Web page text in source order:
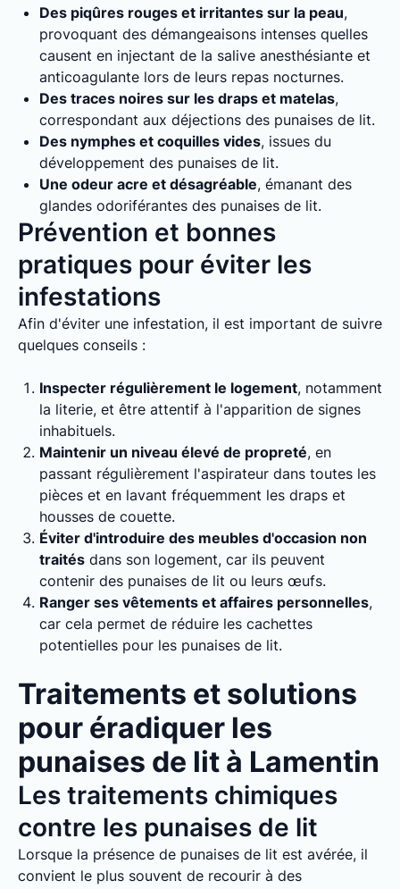
Des piqûres rouges et irritantes sur la peau,
provoquant des démangeaisons intenses quelles
causent en injectant de la salive anesthésiante et
anticoagulante lors de leurs repas nocturnes.
Des traces noires sur les draps et matelas,
correspondant aux déjections des punaises de lit.
Des nymphes et coquilles vides, issues du
développement des punaises de lit.
Une odeur acre et désagréable, émanant des
glandes odoriférantes des punaises de lit.
Prévention et bonnes
pratiques pour éviter les
infestations
Afin d'éviter une infestation, il est important de suivre
quelques conseils :
Inspecter régulièrement le logement, notamment
la literie, et être attentif à l'apparition de signes
inhabituels.
Maintenir un niveau élevé de propreté, en
passant régulièrement l'aspirateur dans toutes les
pièces et en lavant fréquemment les draps et
housses de couette.
Éviter d'introduire des meubles d'occasion non
traités dans son logement, car ils peuvent
contenir des punaises de lit ou leurs œufs.
Ranger ses vêtements et affaires personnelles,
car cela permet de réduire les cachettes
potentielles pour les punaises de lit.
Traitements et solutions
pour éradiquer les
punaises de lit à Lamentin
Les traitements chimiques
contre les punaises de lit
Lorsque la présence de punaises de lit est avérée, il
convient le plus souvent de recourir à des